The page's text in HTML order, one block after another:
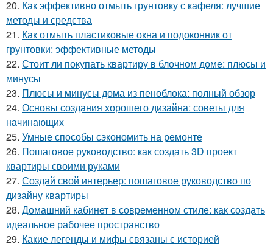
20. Как эффективно отмыть грунтовку с кафеля: лучшие
методы и средства
21. Как отмыть пластиковые окна и подоконник от
грунтовки: эффективные методы
22. Стоит ли покупать квартиру в блочном доме: плюсы и
минусы
23. Плюсы и минусы дома из пеноблока: полный обзор
24. Основы создания хорошего дизайна: советы для
начинающих
25. Умные способы сэкономить на ремонте
26. Пошаговое руководство: как создать 3D проект
квартиры своими руками
27. Создай свой интерьер: пошаговое руководство по
дизайну квартиры
28. Домашний кабинет в современном стиле: как создать
идеальное рабочее пространство
29. Какие легенды и мифы связаны с историей